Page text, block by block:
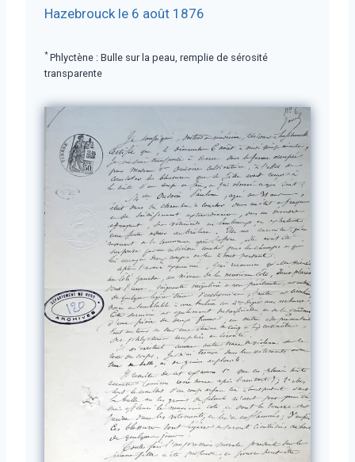
Hazebrouck le 6 août 1876
*Phlyctène : Bulle sur la peau, remplie de sérosité
transparente